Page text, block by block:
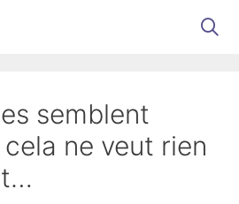
semblent
ne veut rien